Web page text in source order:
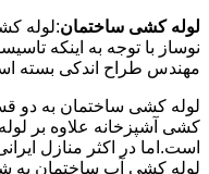
لوله کشی ساختمان:لوله
نوساز با توجه به اینکه
مهندس طراح اندکی بسته
لوله کشی ساختمان به دو
کشی آشپزخانه علاوه بر
است.اما در اکثر منازل
لوله کشی آب ساختمان به